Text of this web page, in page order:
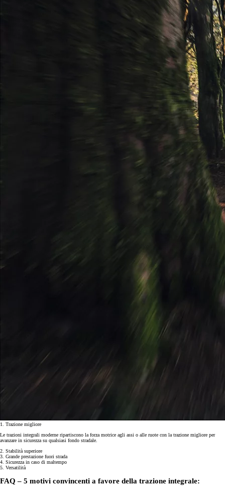
1. Trazione migliore
Le trazioni integrali moderne ripartiscono la forza motrice agli assi o alle ruote con la trazione migliore per
avanzare in sicurezza su qualsiasi fondo stradale.
2. Stabilità superiore
3. Grande prestazione fuori strada
4. Sicurezza in caso di maltempo
5. Versatilità
FAQ – 5 motivi convincenti a favore della trazione integrale: